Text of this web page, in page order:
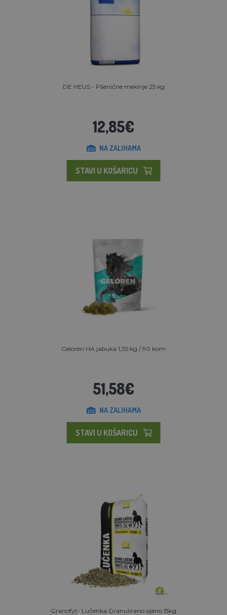
DE HEUS - Pšenične mekinje 25 kg
12,85€
NA ZALIHAMA
STAVI U KOŠARICU
Geloren HA jabuka 1,35 kg / 90 kom
51,58€
NA ZALIHAMA
STAVI U KOŠARICU
Granofyt- Lučenka Granulirano sijeno 15kg